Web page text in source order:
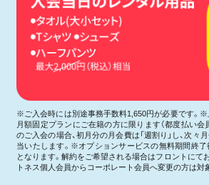
※ご入会時には別途事務手数料1,650円が必要です。※
月額固定プランにご在籍の方に限ります（都度払い会
のご入会の場合、初月分の月会費は「週割り」し、次々
当いたします。※オプションサービスの無料期間終
となります。解約をご希望される場合はフロントにて
トネス個人会員からコーポレート会員へ変更の方は対